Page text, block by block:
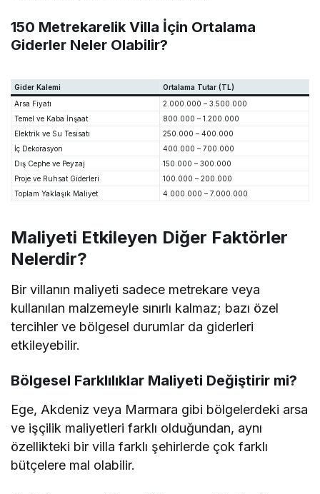
150 Metrekarelik Villa İçin Ortalama
Giderler Neler Olabilir?
Gider Kalemi
Ortalama Tutar (TL)
Arsa Fiyatı
2.000.000 – 3.500.000
Temel ve Kaba İnşaat
800.000 – 1.200.000
Elektrik ve Su Tesisatı
250.000 – 400.000
İç Dekorasyon
400.000 – 700.000
Dış Cephe ve Peyzaj
150.000 – 300.000
Proje ve Ruhsat Giderleri
100.000 – 200.000
Toplam Yaklaşık Maliyet
4.000.000 – 7.000.000
Maliyeti Etkileyen Diğer Faktörler
Nelerdir?
Bir villanın maliyeti sadece metrekare veya
kullanılan malzemeyle sınırlı kalmaz; bazı özel
tercihler ve bölgesel durumlar da giderleri
etkileyebilir.
Bölgesel Farklılıklar Maliyeti Değiştirir mi?
Ege, Akdeniz veya Marmara gibi bölgelerdeki arsa
ve işçilik maliyetleri farklı olduğundan, aynı
özellikteki bir villa farklı şehirlerde çok farklı
bütçelere mal olabilir.